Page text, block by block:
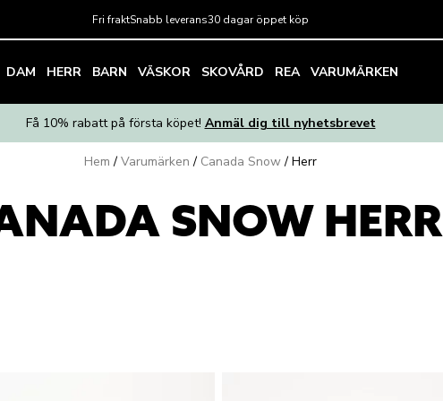
Fri fraktSnabb leverans30 dagar öppet köp
DAM HERR BARN VÄSKOR SKOVÅRD REA VARUMÄRKEN
Få 10% rabatt på första köpet! Anmäl dig till nyhetsbrevet
Hem / Varumärken / Canada Snow / Herr
SNOW HERR